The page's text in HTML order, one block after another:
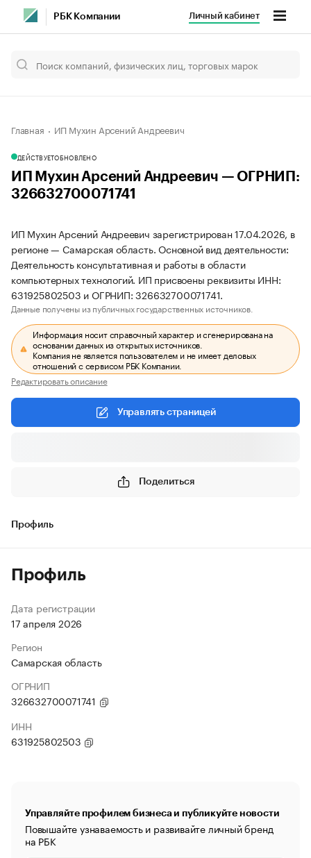
РБК Компании Личный кабинет
Главная ИП Мухин Арсений Андреевич
ДЕЙСТВУЕТОБНОВЛЕНО
ИП Мухин Арсений Андреевич — ОГРНИП:
326632700071741
ИП Мухин Арсений Андреевич зарегистрирован 17.04.2026, в
регионе — Самарская область. Основной вид деятельности:
Деятельность консультативная и работы в области
компьютерных технологий. ИП присвоены реквизиты ИНН:
631925802503 и ОГРНИП: 326632700071741.
Данные получены из публичных государственных источников.
Информация носит справочный характер и сгенерирована на
основании данных из открытых источников.
Компания не является пользователем и не имеет деловых
отношений с сервисом РБК Компании.
Редактировать описание
Управлять страницей
Поделиться
Профиль
Профиль
Дата регистрации
17 апреля 2026
Регион
Самарская область
ОГРНИП
326632700071741
ИНН
631925802503
Управляйте профилем бизнеса и публикуйте новости
Повышайте узнаваемость и развивайте личный бренд
на РБК